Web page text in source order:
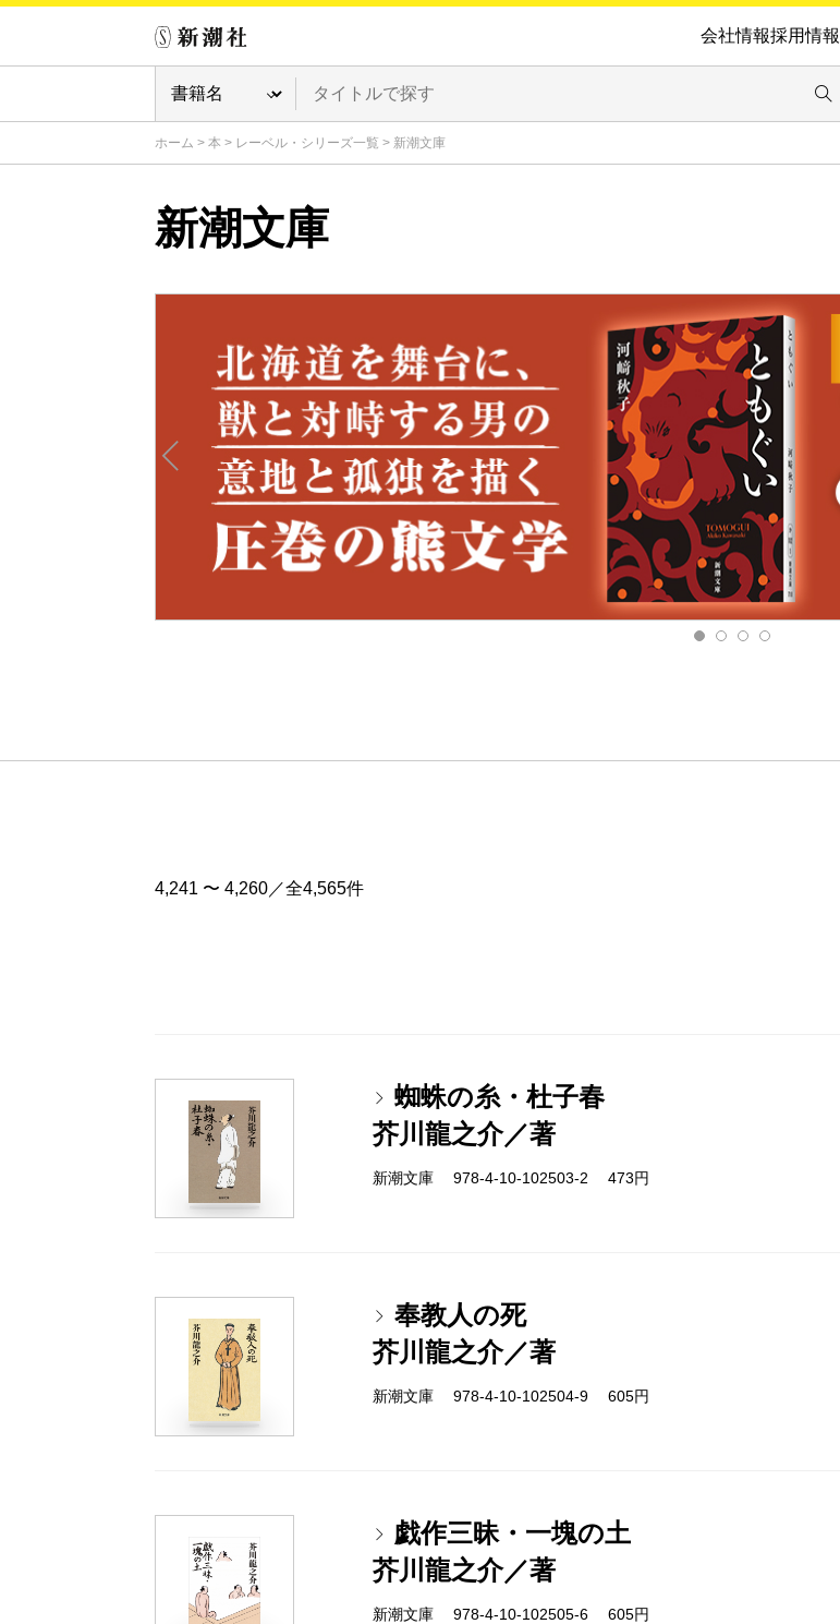
会社情報採用情報
ホーム > 本 > レーベル・シリーズ一覧 > 新潮文庫
新潮文庫
4,241 〜 4,260／全4,565件
蜘蛛の糸・杜子春
芥川龍之介／著
新潮文庫 978-4-10-102503-2 473円
奉教人の死
芥川龍之介／著
新潮文庫 978-4-10-102504-9 605円
戯作三昧・一塊の土
芥川龍之介／著
新潮文庫 978-4-10-102505-6 605円